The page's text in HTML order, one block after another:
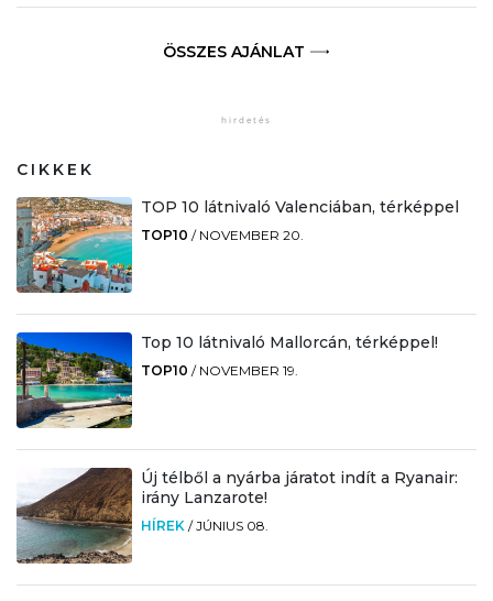
ÖSSZES AJÁNLAT
CIKKEK
TOP 10 látnivaló Valenciában, térképpel
TOP10 / NOVEMBER 20.
Top 10 látnivaló Mallorcán, térképpel!
TOP10 / NOVEMBER 19.
Új télből a nyárba járatot indít a Ryanair:
irány Lanzarote!
HÍREK /JÚNIUS 08.